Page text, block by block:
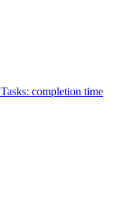
Tasks: completion time